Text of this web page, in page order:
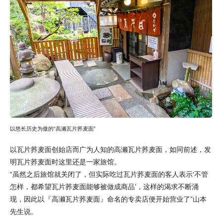
以悠长历史为傲的“高濑瓦片荞麦面”
以瓦片荞麦面创始店而广为人知的高濑瓦片荞麦面，如同前述，发
明瓦片荞麦面时这里还是一家旅馆。
“虽然之后旅馆就关闭了，但实际吃过瓦片荞麦面的客人表示‘不管
怎样，都希望瓦片荞麦面能够被做成商品’，这样的渴求不断涌
现，因此以『高濑瓦片荞麦面』命名的专卖店便开始营业了”山本
先生说。